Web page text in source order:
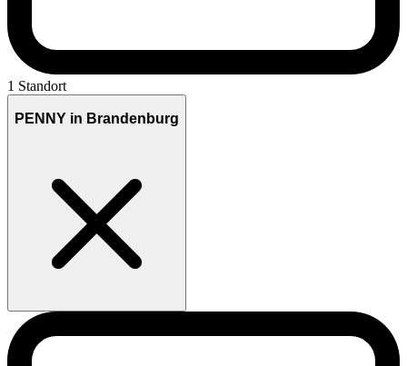
1 Standort
PENNY in Brandenburg